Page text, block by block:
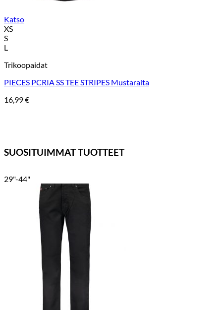
Katso
XS
S
L
Trikoopaidat
PIECES PCRIA SS TEE STRIPES Mustaraita
16,99€
SUOSITUIMMAT TUOTTEET
29"-44"